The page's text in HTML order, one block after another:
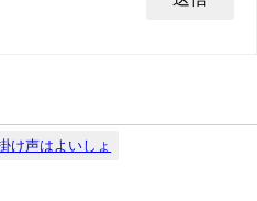
け声はよいしょ